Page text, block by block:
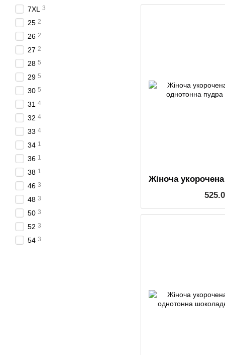
7XL 3
25 2
26 2
27 2
28 5
29 5
30 5
31 4
32 4
33 4
34 1
36 1
38 1
46 3
48 3
50 3
52 3
54 3